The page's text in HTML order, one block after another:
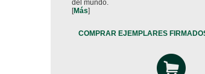
del mundo.
[Más]
COMPRAR EJEMPLARES